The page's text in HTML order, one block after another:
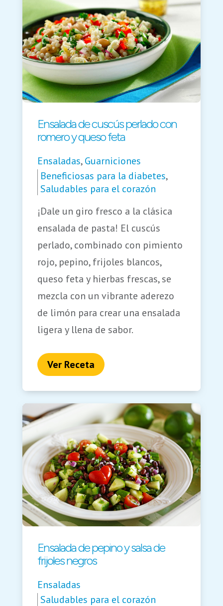
Ensalada de cuscús perlado con
romero y queso feta
Ensaladas,Guarniciones
Beneficiosas para la diabetes,
Saludables para el corazón
¡Dale un giro fresco a la clásica
ensalada de pasta! El cuscús
perlado, combinado con pimiento
rojo, pepino, frijoles blancos,
queso feta y hierbas frescas, se
mezcla con un vibrante aderezo
de limón para crear una ensalada
ligera y llena de sabor.
Ver Receta
Ensalada de pepino y salsa de
frijoles negros
Ensaladas
Saludables para el corazón